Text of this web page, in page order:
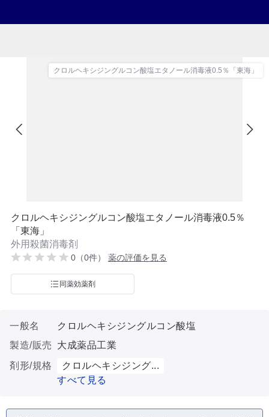
クロルヘキシジングルコン酸塩エタノール消毒液0.5％「東海」
クロルヘキシジングルコン酸塩エタノール消毒液0.5％
「東海」
外用殺菌消毒剤
0（0件） 薬の評価を見る
同薬効薬剤
一般名
クロルヘキシジングルコン酸塩
製造/販売
大成薬品工業
剤形/規格
クロルヘキシジング...
すべて見る